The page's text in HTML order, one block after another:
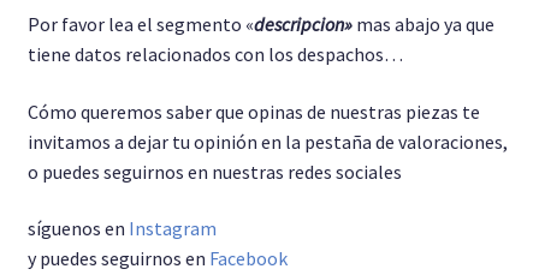
Por favor lea el segmento «descripcion»mas abajo ya que
tiene datos relacionados con los despachos…
Cómo queremos saber que opinas de nuestras piezas te
invitamos a dejar tu opinión en la pestaña de valoraciones,
o puedes seguirnos en nuestras redes sociales
síguenos en Instagram
y puedes seguirnos en Facebook